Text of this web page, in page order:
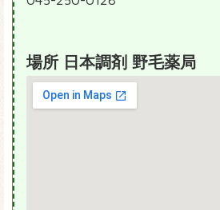
場所 日本調剤 野毛薬局